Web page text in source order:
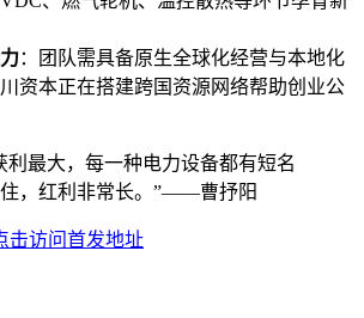
：团队需具备原生全球化经营与本地化
资本正在搭建跨国资源网络帮助创业公
利最大，每一种电力设备都有短名
，红利非常长。”——曹抒阳
击访问首发地址